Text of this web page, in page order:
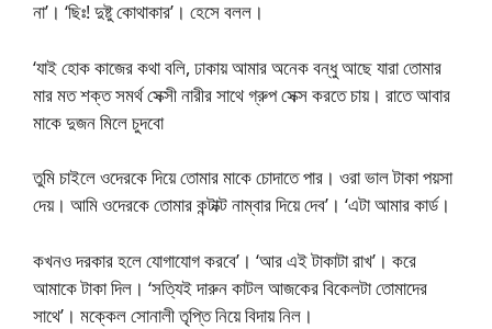
না’। ‘ছিঃ! দুষ্টু কোথাকার’। হেসে বলল।
‘যাই হোক কাজের কথা বলি, ঢাকায় আমার অনেক বন্ধু আছে যারা তোমার
মার মত শক্ত সমর্থ সেক্সী নারীর সাথে গ্রুপ সেক্স করতে চায়। রাতে আবার
মাকে দুজন মিলে চুদবো
তুমি চাইলে ওদেরকে দিয়ে তোমার মাকে চোদাতে পার। ওরা ভাল টাকা পয়সা
দেয়। আমি ওদেরকে তোমার কন্টাক্ট নাম্বার দিয়ে দেব’। ‘এটা আমার কার্ড।
কখনও দরকার হলে যোগাযোগ করবে’। ‘আর এই টাকাটা রাখ’। করে
আমাকে টাকা দিল। ‘সত্যিই দারুন কাটল আজকের বিকেলটা তোমাদের
সাথে’। মক্কেল সোনালী তৃপ্তি নিয়ে বিদায় নিল।